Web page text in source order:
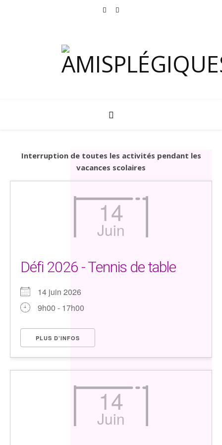
Interruption de toutes les activités pendant les
vacances scolaires
14
Juin
Défi 2026 - Tennis de table
14 juin 2026
9h00 - 17h00
PLUS D’INFOS
14
Juin